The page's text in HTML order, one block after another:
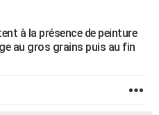
à la présence de peinture
au gros grains puis au fin